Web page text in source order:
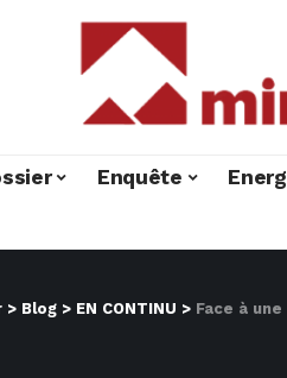
Enquête
> Blog > EN CONTINU > Face à